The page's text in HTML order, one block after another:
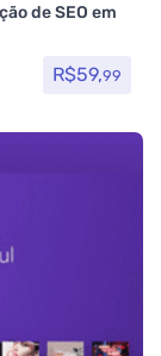
de SEO em
R$59,99